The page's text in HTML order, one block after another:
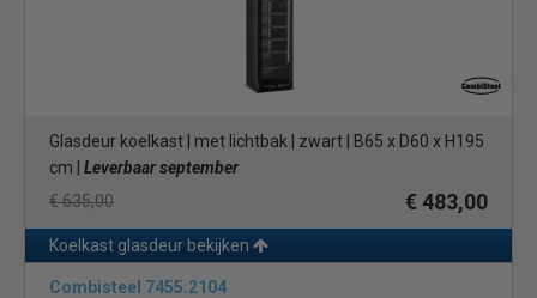
Glasdeur koelkast | met lichtbak | zwart | B65 x D60 x H195
cm | Leverbaar september
€ 635,00
€ 483,00
Koelkast glasdeur bekijken
Combisteel 7455.2104